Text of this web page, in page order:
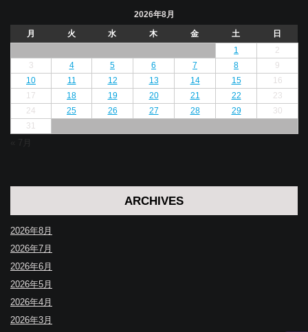
2026年8月
月
火 水 木 金 土
日
1
2
3
4 5 6 7 8
9
10
11 12 13 14 15
16
17
18 19 20 21 22
23
24
25 26 27 28 29
30
31
« 7月
ARCHIVES
2026年8月
2026年7月
2026年6月
2026年5月
2026年4月
2026年3月